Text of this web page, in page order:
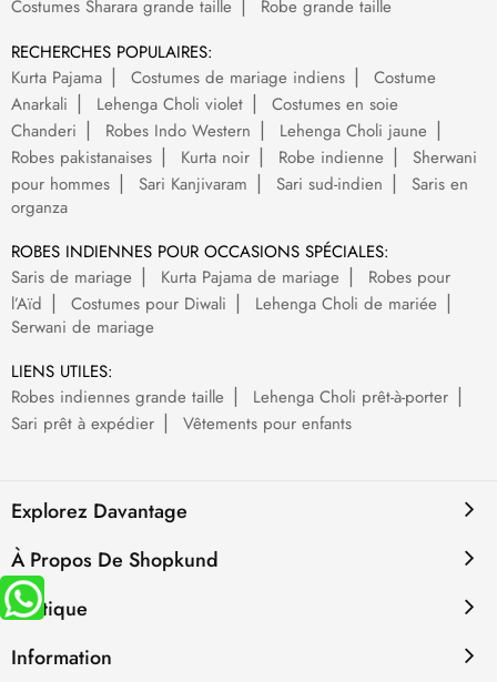
Costumes Sharara grande taille
Robe grande taille
RECHERCHES POPULAIRES:
Kurta Pajama
Costumes de mariage indiens
Costume
Anarkali
Lehenga Choli violet
Costumes en soie
Chanderi
Robes Indo Western
Lehenga Choli jaune
Robes pakistanaises
Kurta noir Robe indienne
Sherwani
pour hommes
Sari Kanjivaram Sari sud-indien
Saris en
organza
ROBES INDIENNES POUR OCCASIONS SPÉCIALES:
Saris de mariage
Kurta Pajama de mariage
Robes pour
l’Aïd
Costumes pour Diwali
Lehenga Choli de mariée
Serwani de mariage
LIENS UTILES:
Robes indiennes grande taille
Lehenga Choli prêt-à-porter
Sari prêt à expédier
Vêtements pour enfants
Explorez Davantage
À Propos De Shopkund
Politique
Information